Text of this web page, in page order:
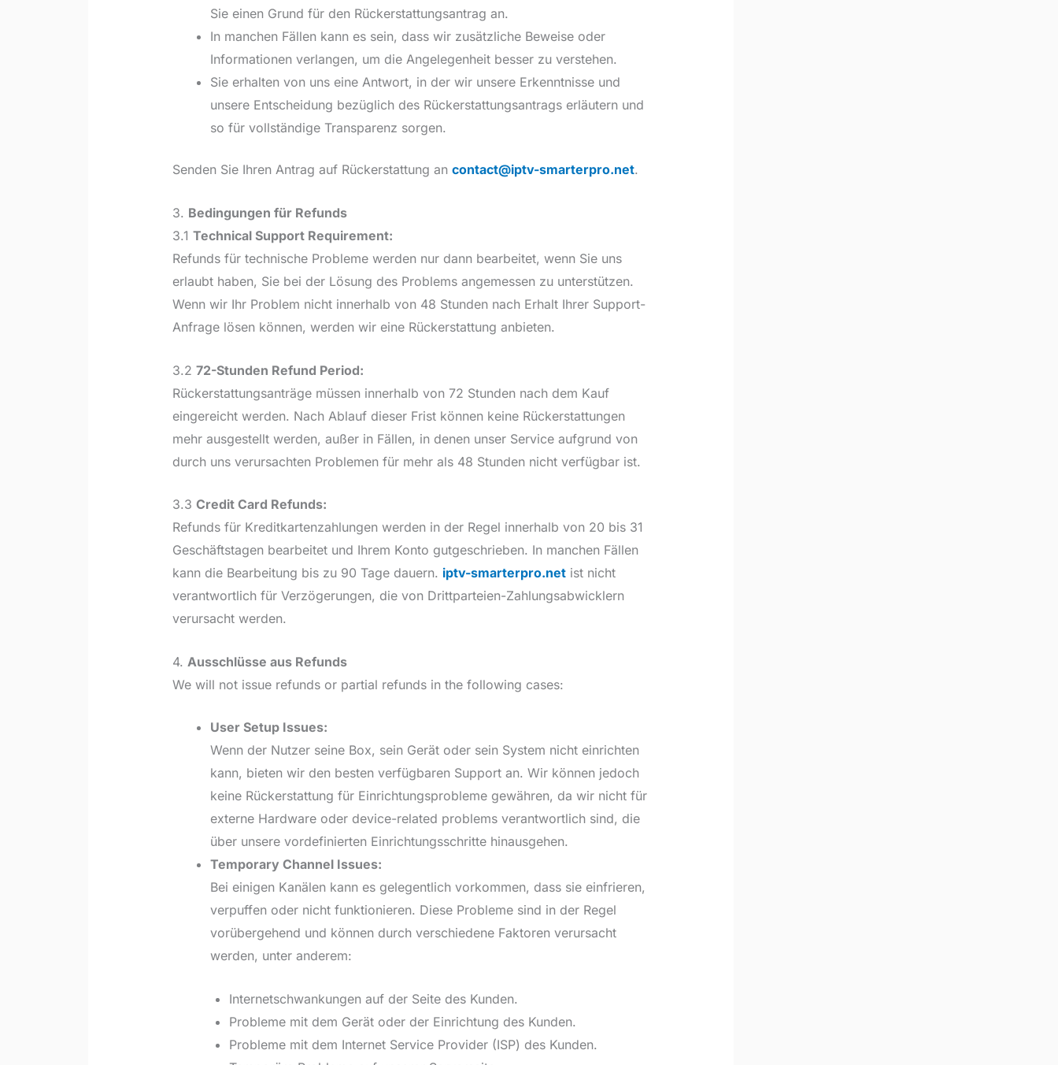
Sie einen Grund für den Rückerstattungsantrag an.
In manchen Fällen kann es sein, dass wir zusätzliche Beweise oder
Informationen verlangen, um die Angelegenheit besser zu verstehen.
Sie erhalten von uns eine Antwort, in der wir unsere Erkenntnisse und
unsere Entscheidung bezüglich des Rückerstattungsantrags erläutern und
so für vollständige Transparenz sorgen.
Senden Sie Ihren Antrag auf Rückerstattung an contact@iptv-smarterpro.net.
3. Bedingungen für Refunds
3.1 Technical Support Requirement:
Refunds für technische Probleme werden nur dann bearbeitet, wenn Sie uns
erlaubt haben, Sie bei der Lösung des Problems angemessen zu unterstützen.
Wenn wir Ihr Problem nicht innerhalb von 48 Stunden nach Erhalt Ihrer Support-
Anfrage lösen können, werden wir eine Rückerstattung anbieten.
3.2 72-Stunden Refund Period:
Rückerstattungsanträge müssen innerhalb von 72 Stunden nach dem Kauf
eingereicht werden. Nach Ablauf dieser Frist können keine Rückerstattungen
mehr ausgestellt werden, außer in Fällen, in denen unser Service aufgrund von
durch uns verursachten Problemen für mehr als 48 Stunden nicht verfügbar ist.
3.3 Credit Card Refunds:
Refunds für Kreditkartenzahlungen werden in der Regel innerhalb von 20 bis 31
Geschäftstagen bearbeitet und Ihrem Konto gutgeschrieben. In manchen Fällen
kann die Bearbeitung bis zu 90 Tage dauern. iptv-smarterpro.netist nicht
verantwortlich für Verzögerungen, die von Drittparteien-Zahlungsabwicklern
verursacht werden.
4. Ausschlüsse aus Refunds
We will not issue refunds or partial refunds in the following cases:
User Setup Issues:
Wenn der Nutzer seine Box, sein Gerät oder sein System nicht einrichten
kann, bieten wir den besten verfügbaren Support an. Wir können jedoch
keine Rückerstattung für Einrichtungsprobleme gewähren, da wir nicht für
externe Hardware oder device-related problems verantwortlich sind, die
über unsere vordefinierten Einrichtungsschritte hinausgehen.
Temporary Channel Issues:
Bei einigen Kanälen kann es gelegentlich vorkommen, dass sie einfrieren,
verpuffen oder nicht funktionieren. Diese Probleme sind in der Regel
vorübergehend und können durch verschiedene Faktoren verursacht
werden, unter anderem:
Internetschwankungen auf der Seite des Kunden.
Probleme mit dem Gerät oder der Einrichtung des Kunden.
Probleme mit dem Internet Service Provider (ISP) des Kunden.